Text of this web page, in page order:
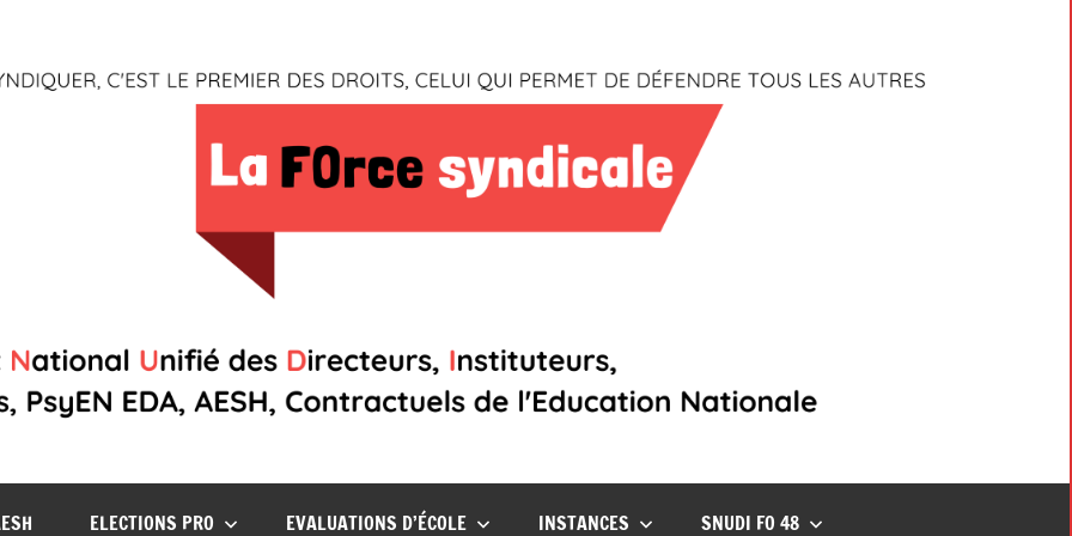
ELECTIONS PRO EVALUATIONS D’ÉCOLE INSTANCES SNUDI FO 48